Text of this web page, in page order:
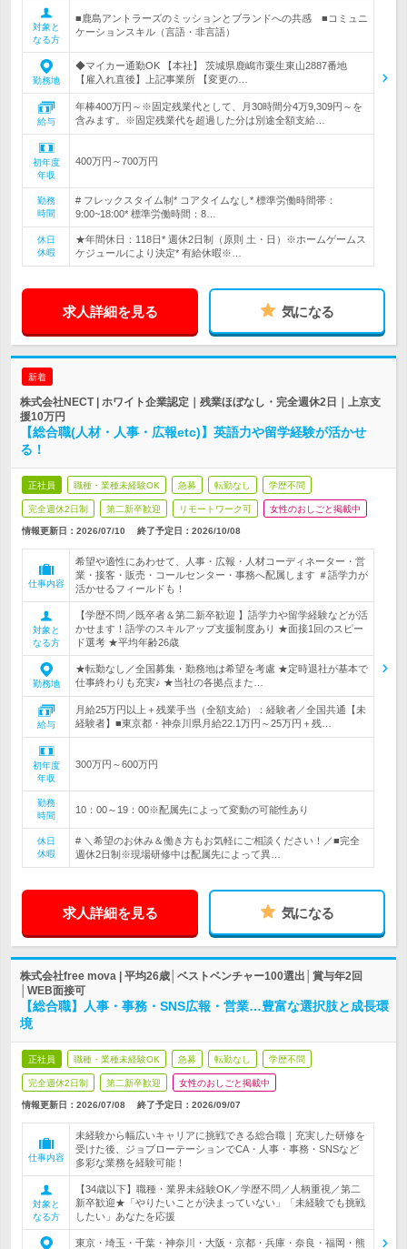
対象と
なる方
■鹿島アントラーズのミッションとブランドへの共感 ■コミュニ
ケーションスキル（言語・非言語）
勤務地
◆マイカー通勤OK 【本社】 茨城県鹿嶋市粟生東山2887番地
【雇入れ直後】上記事業所 【変更の…
給与
年棒400万円～※固定残業代として、月30時間分4万9,309円～を
含みます。※固定残業代を超過した分は別途全額支給…
初年度
年収
400万円～700万円
勤務
時間
# フレックスタイム制* コアタイムなし* 標準労働時間帯：
9:00~18:00* 標準労働時間：8…
休日
休暇
★年間休日：118日* 週休2日制（原則 土・日）※ホームゲームス
ケジュールにより決定* 有給休暇※…
求人詳細を見る 気になる
新着
株式会社NECT | ホワイト企業認定｜残業ほぼなし・完全週休2日｜上京支
援10万円
【総合職(人材・人事・広報etc)】英語力や留学経験が活かせ
る！
正社員 職種・業種未経験OK 急募 転勤なし 学歴不問
完全週休2日制 第二新卒歓迎 リモートワーク可 女性のおしごと掲載中
情報更新日：2026/07/10 終了予定日： 2026/10/08
仕事内容
希望や適性にあわせて、人事・広報・人材コーディネーター・営
業・接客・販売・コールセンター・事務へ配属します ＃語学力が
活かせるフィールドも！
対象と
なる方
【学歴不問／既卒者＆第二新卒歓迎 】語学力や留学経験などが活
かせます！語学のスキルアップ支援制度あり ★面接1回のスピー
ド選考 ★平均年齢26歳
勤務地
★転勤なし／全国募集・勤務地は希望を考慮 ★定時退社が基本で
仕事終わりも充実♪ ★当社の各拠点また…
給与
月給25万円以上＋残業手当（全額支給）：経験者／全国共通【未
経験者】■東京都・神奈川県月給22.1万円～25万円＋残…
初年度
年収
300万円～600万円
勤務
時間
10：00～19：00※配属先によって変動の可能性あり
休日
休暇
# ＼希望のお休み＆働き方もお気軽にご相談ください！／■完全
週休2日制※現場研修中は配属先によって異…
求人詳細を見る 気になる
株式会社free mova | 平均26歳│ベストベンチャー100選出│賞与年2回
│WEB面接可
【総合職】人事・事務・SNS広報・営業…豊富な選択肢と成長環
境
正社員 職種・業種未経験OK 急募 転勤なし 学歴不問
完全週休2日制 第二新卒歓迎 女性のおしごと掲載中
情報更新日：2026/07/08 終了予定日： 2026/09/07
仕事内容
未経験から幅広いキャリアに挑戦できる総合職｜充実した研修を
受けた後、ジョブローテーションでCA・人事・事務・SNSなど
多彩な業務を経験可能！
対象と
なる方
【34歳以下】職種・業界未経験OK／学歴不問／人柄重視／第二
新卒歓迎★「やりたいことが決まっていない」「未経験でも挑戦
したい」あなたを応援
東京・埼玉・千葉・神奈川・大阪・京都・兵庫・奈良・福岡・熊